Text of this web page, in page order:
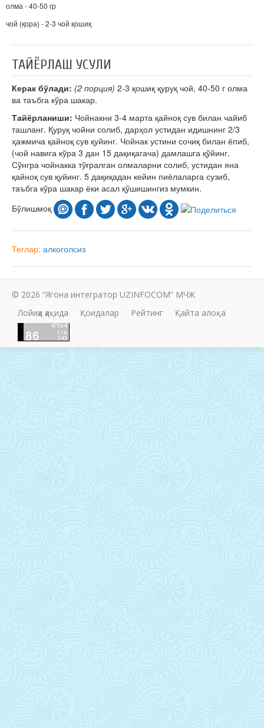
олма - 40-50 гр
чой (қора) - 2-3 чой қошиқ
ТАЙЁРЛАШ УСУЛИ
Керак бўлади: (2 порция) 2-3 қошиқ қуруқ чой, 40-50 г олма
ва таъбга кў­ра шакар.
Тайёрланиши: Чойнакни 3-4 марта қайноқ сув билан чайиб
ташланг. Қуруқ чойни солиб, дарҳол устидан идишнинг 2/3
ҳажмича қайноқ сув қуйинг. Чойнак устини сочиқ билан ёпиб,
(чой навига кўра 3 дан 15 дақиқагача) дамлашга қўйинг.
Сўнгра чойнакка тўғралган олмаларни солиб, устидан яна
қайноқ сув қуйинг. 5 дақиқадан кейин пиёлаларга сузиб,
таъбга кўра шакар ёки асал қўшишингиз мумкин.
Бўлишмоқ
Теглар: алкоголсиз
© 2026 “Ягона интегратор UZINFOCOM” МЧЖ
Лойиҳа ҳақида
Қоидалар Рейтинг Қайта алоқа